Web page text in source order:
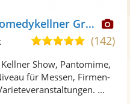
Spasskellner, Clown & Comedykellner Grinblat
5,0
5
Sternen
(142)
Show, Pantomime,
für Messen, Firmen-
...